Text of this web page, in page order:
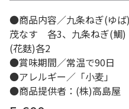
●商品内容／九条ねぎ(ゆ
茂なす 各3、九条ねぎ(鯛)
(花麩)各2
●賞味期間／常温で90日
●アレルギー／「小麦」
●商品提供者：(株)高島屋